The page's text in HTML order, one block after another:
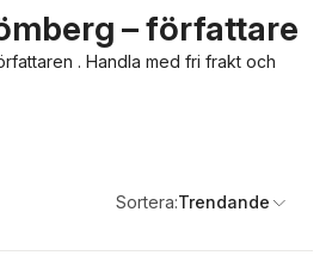
– författare
. Handla med fri frakt och
Sortera:Trendande